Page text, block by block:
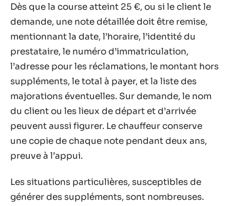
Dès que la course atteint 25 €, ou si le client le
demande, une note détaillée doit être remise,
mentionnant la date, l’horaire, l’identité du
prestataire, le numéro d’immatriculation,
l’adresse pour les réclamations, le montant hors
suppléments, le total à payer, et la liste des
majorations éventuelles. Sur demande, le nom
du client ou les lieux de départ et d’arrivée
peuvent aussi figurer. Le chauffeur conserve
une copie de chaque note pendant deux ans,
preuve à l’appui.
Les situations particulières, susceptibles de
générer des suppléments, sont nombreuses.